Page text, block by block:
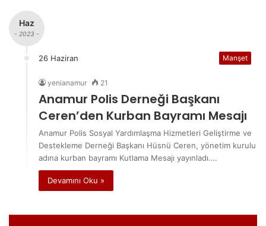
Haz
- 2023 -
26 Haziran Manşet
yenianamur 21
Anamur Polis Derneği Başkanı
Ceren’den Kurban Bayramı Mesajı
Anamur Polis Sosyal Yardımlaşma Hizmetleri Geliştirme ve
Destekleme Derneği Başkanı Hüsnü Ceren, yönetim kurulu
adına kurban bayramı Kutlama Mesajı yayınladı.…
Devamını Oku »